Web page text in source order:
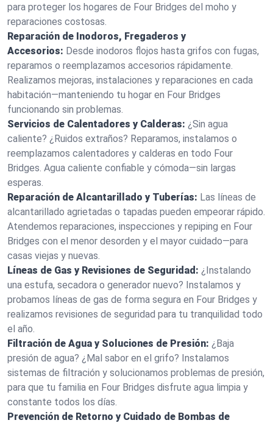
para proteger los hogares de Four Bridges del moho y
reparaciones costosas.
Reparación de Inodoros, Fregaderos y
Accesorios: Desde inodoros flojos hasta grifos con fugas,
reparamos o reemplazamos accesorios rápidamente.
Realizamos mejoras, instalaciones y reparaciones en cada
habitación—manteniendo tu hogar en Four Bridges
funcionando sin problemas.
Servicios de Calentadores y Calderas: ¿Sin agua
caliente? ¿Ruidos extraños? Reparamos, instalamos o
reemplazamos calentadores y calderas en todo Four
Bridges. Agua caliente confiable y cómoda—sin largas
esperas.
Reparación de Alcantarillado y Tuberías: Las líneas de
alcantarillado agrietadas o tapadas pueden empeorar rápido.
Atendemos reparaciones, inspecciones y repiping en Four
Bridges con el menor desorden y el mayor cuidado—para
casas viejas y nuevas.
Líneas de Gas y Revisiones de Seguridad: ¿Instalando
una estufa, secadora o generador nuevo? Instalamos y
probamos líneas de gas de forma segura en Four Bridges y
realizamos revisiones de seguridad para tu tranquilidad todo
el año.
Filtración de Agua y Soluciones de Presión: ¿Baja
presión de agua? ¿Mal sabor en el grifo? Instalamos
sistemas de filtración y solucionamos problemas de presión,
para que tu familia en Four Bridges disfrute agua limpia y
constante todos los días.
Prevención de Retorno y Cuidado de Bombas de